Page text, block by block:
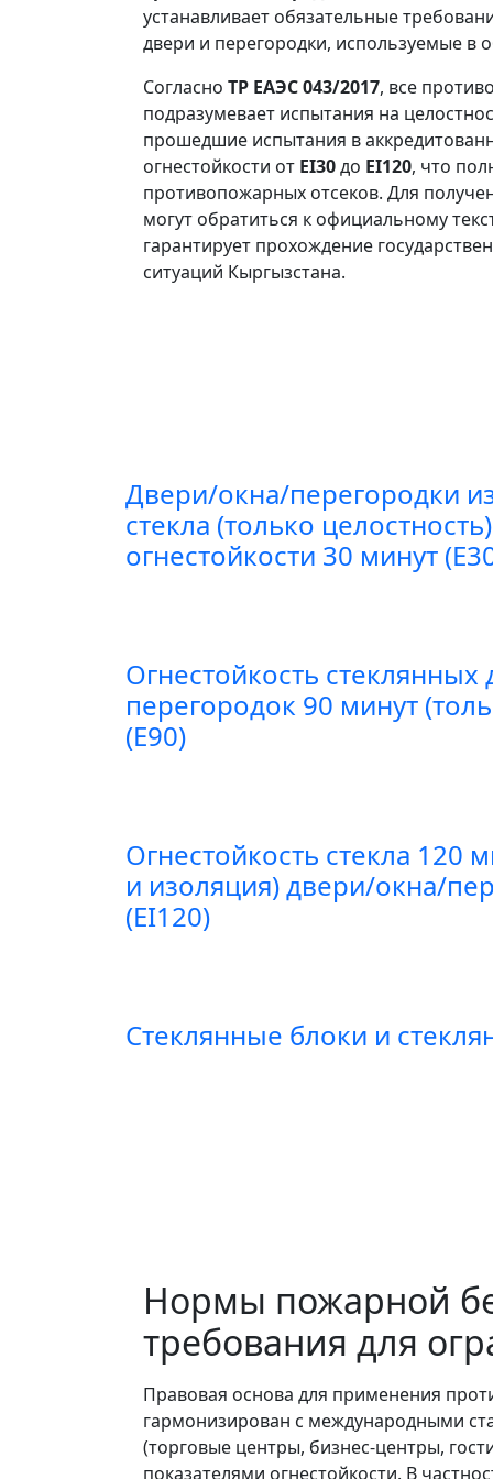
устанавливает обязательные
двери и перегородки, используемые в
Согласно ТР ЕАЭС 043/2017, все
подразумевает испытания на
прошедшие испытания в
огнестойкости от EI30до EI120, что
противопожарных отсеков. Для
могут обратиться к официальному
гарантирует прохождение
ситуаций Кыргызстана.
Двери/окна/перегородки
стекла (только
огнестойкости 30 минут
Огнестойкость
перегородок 90 минут
(E90)
Огнестойкость стекла 120
и изоляция) двери/окна/
(EI120)
Стеклянные блоки и
Нормы пожарной
требования для
Правовая основа для применения
гармонизирован с международными
(торговые центры, бизнес-центры,
показателями огнестойкости. В